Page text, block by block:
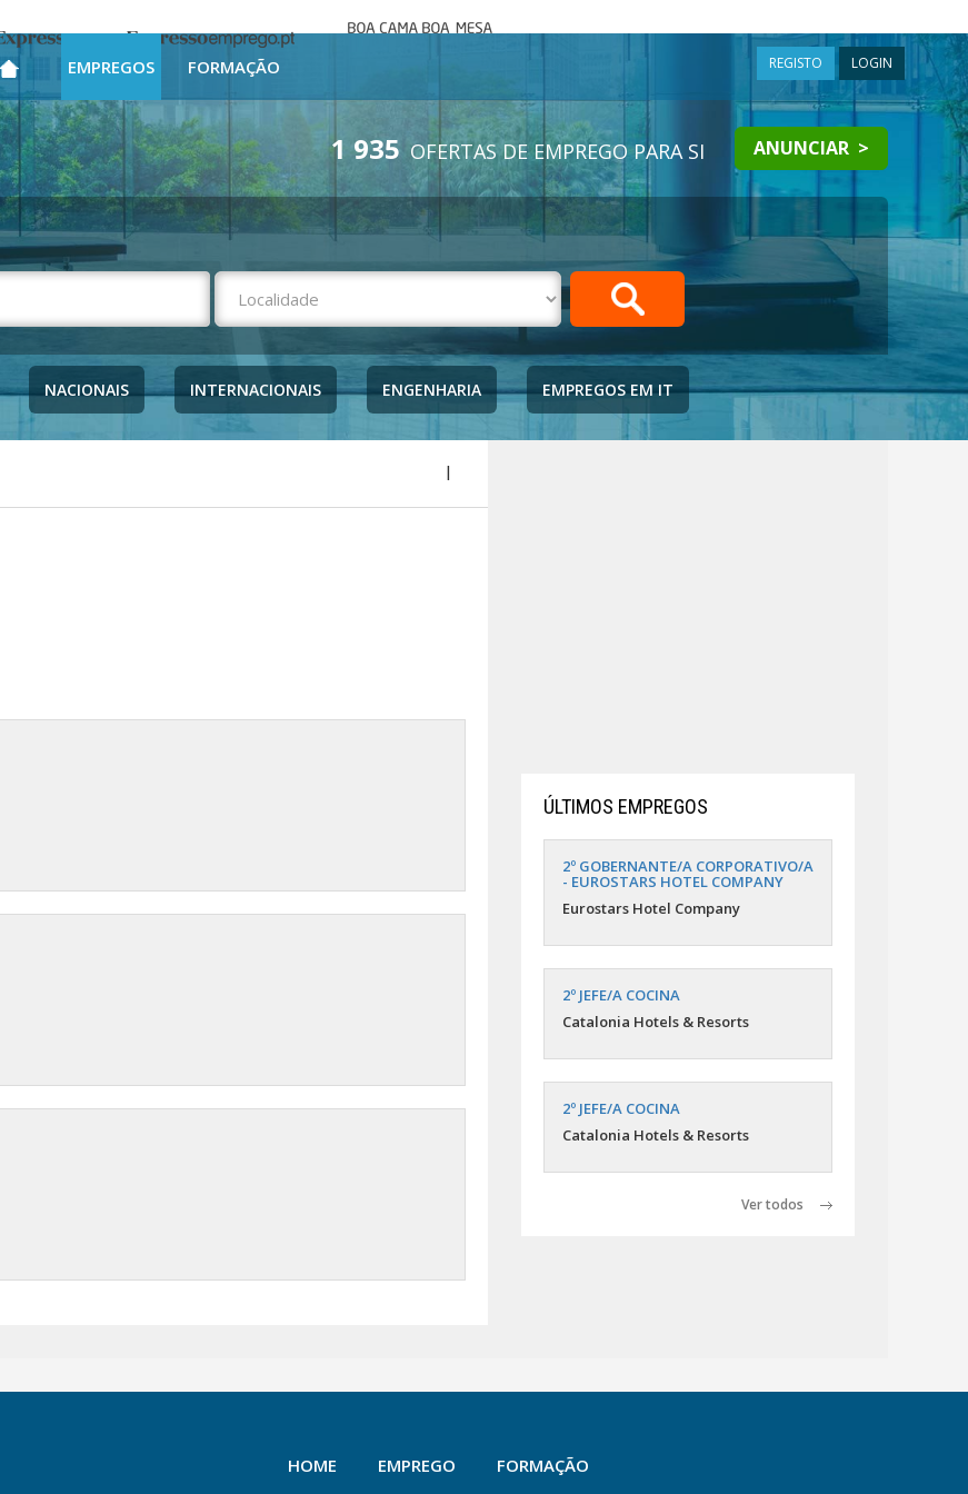
Expresso Expresso Emprego
mesa
EMPREGOS FORMAÇÃO REGISTO LOGIN
1 935 OFERTAS DE EMPREGO PARA SI ANUNCIAR >
NACIONAIS INTERNACIONAIS ENGENHARIA EMPREGOS EM IT
|
ÚLTIMOS EMPREGOS
2º GOBERNANTE/A CORPORATIVO/A
- EUROSTARS HOTEL COMPANY
Eurostars Hotel Company
2º JEFE/A COCINA
Catalonia Hotels & Resorts
2º JEFE/A COCINA
Catalonia Hotels & Resorts
Ver todos
HOME EMPREGO FORMAÇÃO